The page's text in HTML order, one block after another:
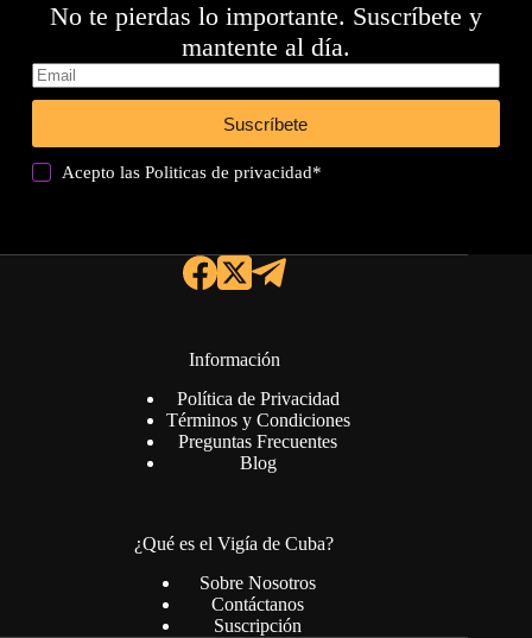
No te pierdas lo importante. Suscríbete y
mantente al día.
Suscríbete
Acepto lasPoliticas de privacidad*
Información
Política de Privacidad
Términos y Condiciones
Preguntas Frecuentes
Blog
¿Qué es el Vigía de Cuba?
Sobre Nosotros
Contáctanos
Suscripción